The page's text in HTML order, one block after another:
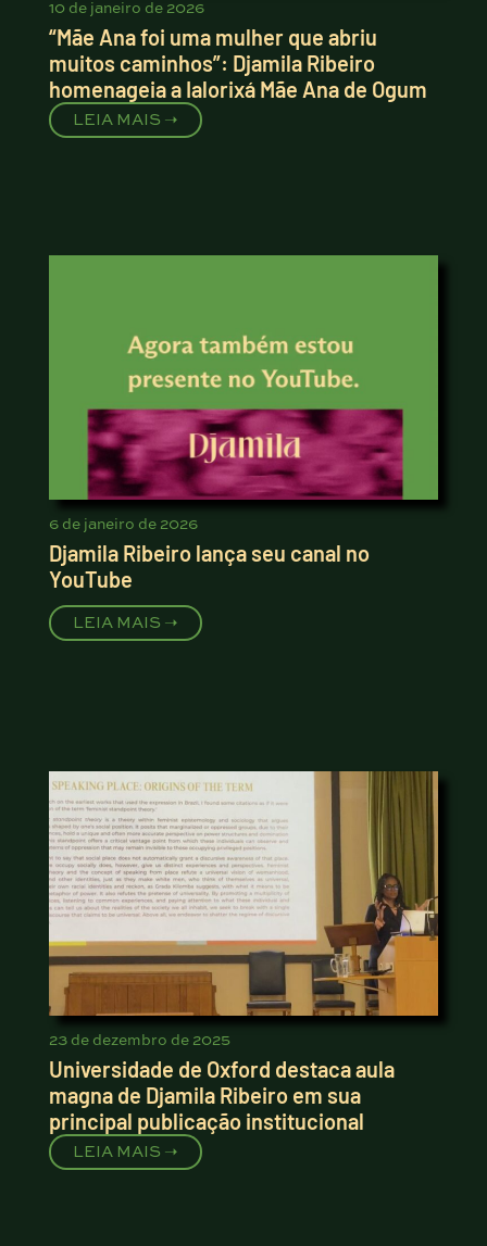
10 de janeiro de 2026
“Mãe Ana foi uma mulher que abriu
muitos caminhos”: Djamila Ribeiro
homenageia a Ialorixá Mãe Ana de Ogum
LEIA MAIS ➝
6 de janeiro de 2026
Djamila Ribeiro lança seu canal no
YouTube
LEIA MAIS ➝
23 de dezembro de 2025
Universidade de Oxford destaca aula
magna de Djamila Ribeiro em sua
principal publicação institucional
LEIA MAIS ➝